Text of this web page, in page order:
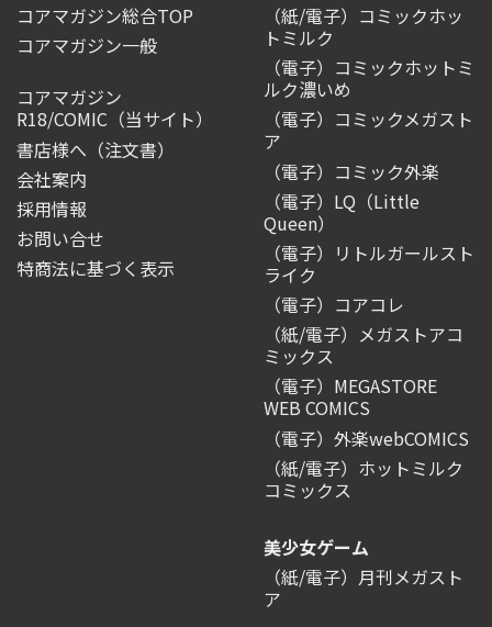
コアマガジン総合TOP
コアマガジン一般
コアマガジン
R18/COMIC （当サイト）
書店様へ（注文書）
会社案内
採用情報
お問い合せ
特商法に基づく表示
（紙/電子）コミックホッ
トミルク
（電子）コミックホットミ
ルク濃いめ
（電子）コミックメガスト
ア
（電子）コミック外楽
（電子）LQ（Little
Queen）
（電子）リトルガールスト
ライク
（電子）コアコレ
（紙/電子）メガストアコ
ミックス
（電子）MEGASTORE
WEB COMICS
（電子）外楽webCOMICS
（紙/電子）ホットミルク
コミックス
美少女ゲーム
（紙/電子）月刊メガスト
ア